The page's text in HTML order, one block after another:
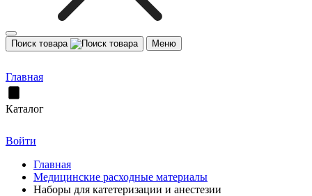
Поиск товара Меню
Главная
Каталог
Войти
Главная
Медицинские расходные материалы
Наборы для катетеризации и анестезии